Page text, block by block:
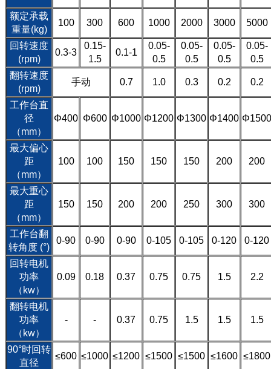
额定承载
重量(kg)
100 300 600 1000 2000 3000 5000
回转速度
(rpm)
0.3-3
0.15-
1.5
0.1-1
0.05-
0.5
0.05-
0.5
0.05-
0.5
0.05-
0.5
翻转速度
(rpm)
手动 0.7 1.0 0.3 0.2 0.2
工作台直
径
（mm）
Φ400 Φ600 Φ1000 Φ1200 Φ1300 Φ1400 Φ1500
最大偏心
距
（mm）
100 100 150 150 150 200 200
最大重心
距
（mm）
150 150 200 200 250 300 300
工作台翻
转角度 (°)
0-90 0-90 0-90 0-105 0-105 0-120 0-120
回转电机
功率
（kw）
0.09 0.18 0.37 0.75 0.75 1.5 2.2
翻转电机
功率
（kw）
- - 0.37 0.75 1.5 1.5 1.5
90°时回转
直径
≤600 ≤1000 ≤1200 ≤1500 ≤1500 ≤1600 ≤1800